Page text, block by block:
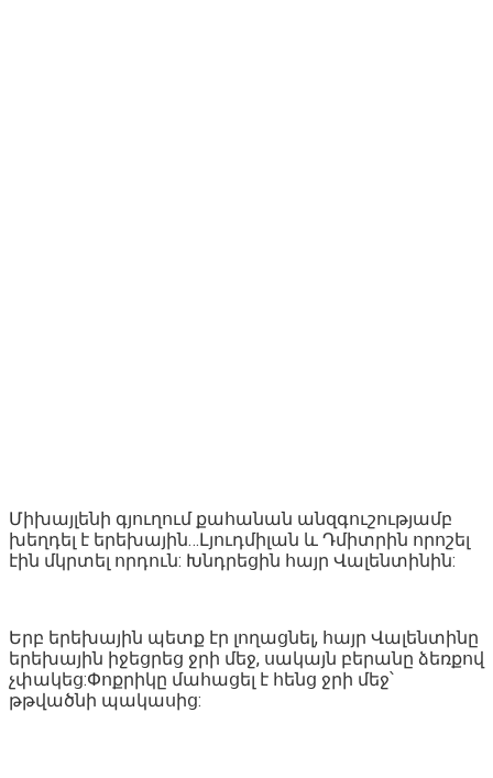
Միխայլենի գյուղում քահանան անզգուշությամբ
խեղդել է երեխային…Լյուդմիլան և Դմիտրին որոշել
էին մկրտել որդուն: Խնդրեցին հայր Վալենտինին:
Երբ երեխային պետք էր լողացնել, հայր Վալենտինը
երեխային իջեցրեց ջրի մեջ, սակայն բերանը ձեռքով
չփակեց:Փոքրիկը մահացել է հենց ջրի մեջ՝
թթվածնի պակասից: